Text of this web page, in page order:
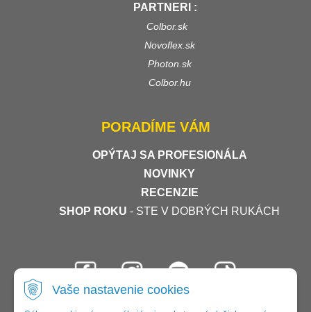
Vaše nastavenie cookies
PARTNERI :
Colbor.sk
Novoflex.sk
Photon.sk
Colbor.hu
PORADÍME VÁM
OPÝTAJ SA PROFESIONÁLA
NOVINKY
RECENZIE
SHOP ROKU - STE V DOBRÝCH RUKÁCH